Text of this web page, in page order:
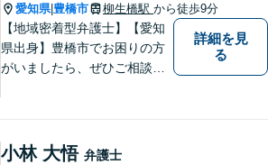
愛知県| 豊橋市 柳生橋駅 から徒歩9分
【地域密着型弁護士】【愛知
県出身】豊橋市でお困りの方
がいましたら、ぜひご相談く
詳細を見
る
小林 大悟 弁護士